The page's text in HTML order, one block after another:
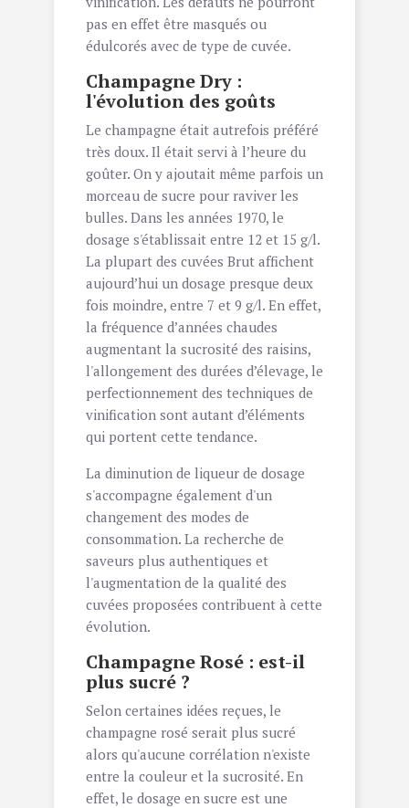
pas en effet être masqués ou
édulcorés avec de type de cuvée.
Champagne Dry :
l'évolution des goûts
Le champagne était autrefois préféré
très doux. Il était servi à l’heure du
goûter. On y ajoutait même parfois un
morceau de sucre pour raviver les
bulles. Dans les années 1970, le
dosage s'établissait entre 12 et 15 g/l.
La plupart des cuvées Brut affichent
aujourd’hui un dosage presque deux
fois moindre, entre 7 et 9 g/l. En effet,
la fréquence d’années chaudes
augmentant la sucrosité des raisins,
l'allongement des durées d’élevage, le
perfectionnement des techniques de
vinification sont autant d’éléments
qui portent cette tendance.
La diminution de liqueur de dosage
s'accompagne également d'un
changement des modes de
consommation. La recherche de
saveurs plus authentiques et
l'augmentation de la qualité des
cuvées proposées contribuent à cette
évolution.
Champagne Rosé : est-il
plus sucré ?
Selon certaines idées reçues, le
champagne rosé serait plus sucré
alors qu'aucune corrélation n'existe
entre la couleur et la sucrosité. En
effet, le dosage en sucre est une